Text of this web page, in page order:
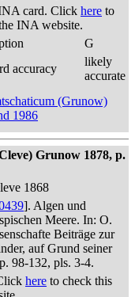
card. Click here to
INA website.
G
accuracy
likely
accurate
(Grunow)
1986
Grunow 1878, p.
1868
]. Algen und
Meere. In: O.
Beiträge zur
auf Grund seiner
98-132, pls. 3-4.
here to check this